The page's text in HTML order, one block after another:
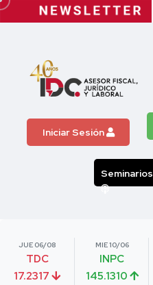
Iniciar Sesión
Seminarios
JUE 06/08
TDC
17.2317
MIE 10/06
INPC
145.1310